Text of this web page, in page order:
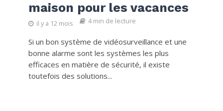
maison pour les vacances
il y a 12 mois 4 min de lecture
Si un bon système de vidéosurveillance et une
bonne alarme sont les systèmes les plus
efficaces en matière de sécurité, il existe
toutefois des solutions...